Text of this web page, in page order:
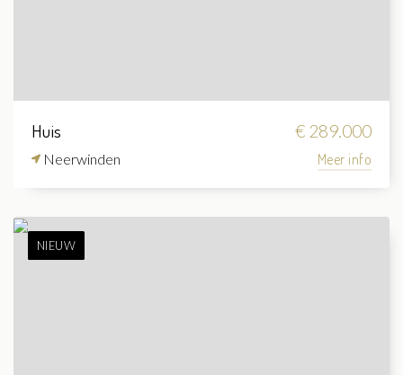
Huis € 289.000
Neerwinden Meer info
NIEUW